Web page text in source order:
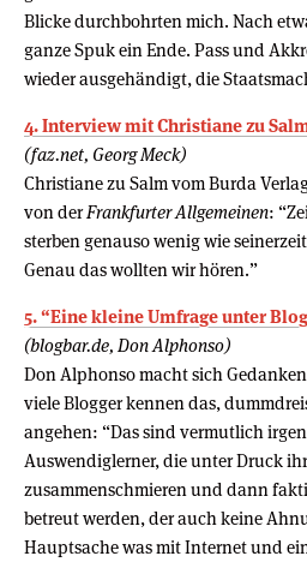
Blicke durchbohrten mich. Nach
ganze Spuk ein Ende. Pass und
wieder ausgehändigt, die
4. Interview mit Christiane zu
(faz.net, Georg Meck)
Christiane zu Salm vom Burda
von derFrankfurter Allgemeinen:
sterben genauso wenig wie
Genau das wollten wir hören.”
5. “Eine kleine Umfrage unter
(blogbar.de, Don Alphonso)
Don Alphonso macht sich
viele Blogger kennen das,
angehen: “Das sind vermutlich
Auswendiglerner, die unter Druck
zusammenschmieren und dann
betreut werden, der auch keine
Hauptsache was mit Internet und